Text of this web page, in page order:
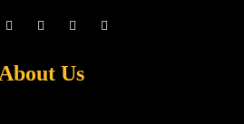
About Us